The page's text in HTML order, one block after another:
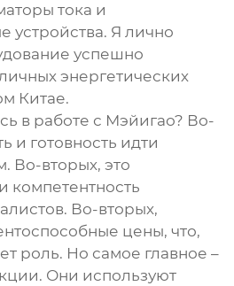
тока и
устройства. Я лично
успешно
энергетических
Китае.
в работе с Мэйигао? Во-
и готовность идти
Во-вторых, это
компетентность
Во-вторых,
цены, что,
роль. Но самое главное –
Они используют